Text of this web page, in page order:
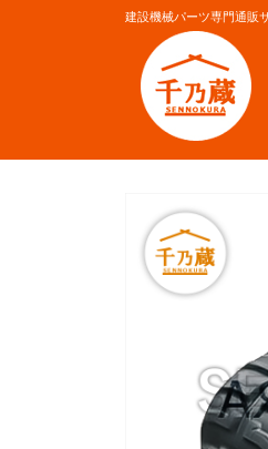
建設機械パーツ専門通販